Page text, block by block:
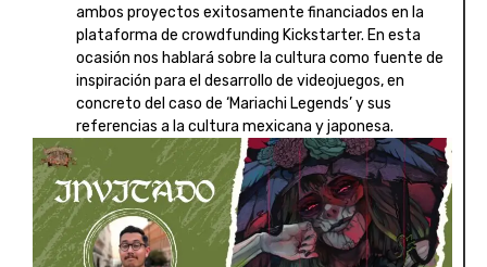
ambos proyectos exitosamente financiados en la
plataforma de crowdfunding Kickstarter. En esta
ocasión nos hablará sobre la cultura como fuente de
inspiración para el desarrollo de videojuegos, en
concreto del caso de ‘Mariachi Legends’ y sus
referencias a la cultura mexicana y japonesa.